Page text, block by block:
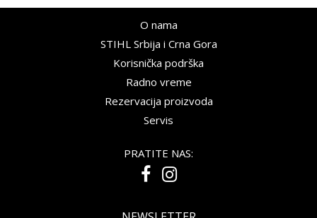
O nama
STIHL Srbija i Crna Gora
Korisnička podrška
Radno vreme
Rezervacija proizvoda
Servis
PRATITE NAS: